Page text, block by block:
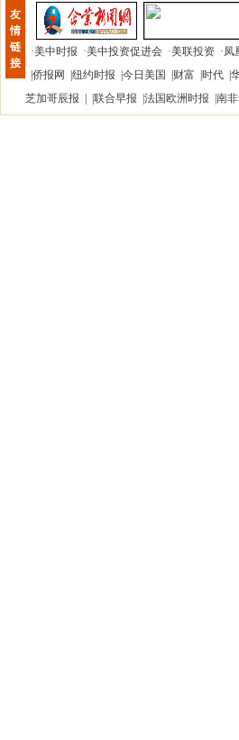
友
情
链
接
·美中时报 ·美中投资促进会 ·美联投资 ·凤
侨报网 纽约时报 今日美国 财富 时代
芝加哥辰报
联合早报 法国欧洲时报 南